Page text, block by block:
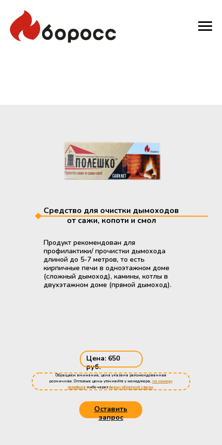
Продукт рекомендован для
профилактики/ прочистки дымохода
длиной до 5-7 метров, то есть
кирпичные печи в одноэтажном доме
(сложный дымоход), камины, котлы в
двухэтажном доме (прямой дымоход).
Цена: 650
руб.
Средство для очистки дымоходов
от сажи, копоти и смол
Обращаем внимание, цена указана рекомендованная
розничная. Оптовые цены уточняйте у менеджера, по номеру
телефона либо черезформу обратной связи.
Оставить
запрос